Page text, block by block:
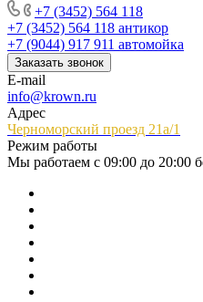
+7 (3452) 564 118
+7 (3452) 564 118 антикор
+7 (9044) 917 911 автомойка
Заказать звонок
E-mail
info@krown.ru
Адрес
Черноморский проезд 21а/1
Режим работы
Мы работаем с 09:00 до 20:00